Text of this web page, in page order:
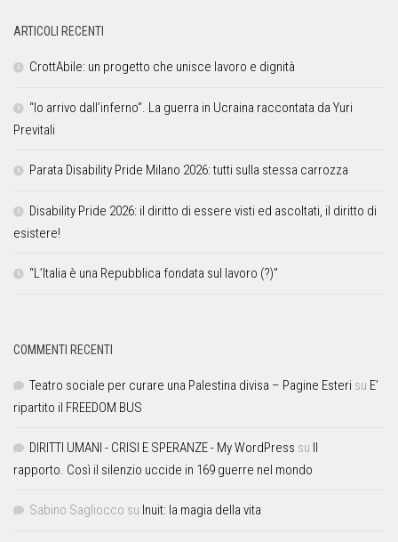
ARTICOLI RECENTI
CrottAbile: un progetto che unisce lavoro e dignità
“Io arrivo dall’inferno”. La guerra in Ucraina raccontata da Yuri
Previtali
Parata Disability Pride Milano 2026: tutti sulla stessa carrozza
Disability Pride 2026: il diritto di essere visti ed ascoltati, il diritto di
esistere!
“L’Italia è una Repubblica fondata sul lavoro (?)”
COMMENTI RECENTI
Teatro sociale per curare una Palestina divisa – Pagine Esteri su E’
ripartito il FREEDOM BUS
DIRITTI UMANI - CRISI E SPERANZE - My WordPress su Il
rapporto. Così il silenzio uccide in 169 guerre nel mondo
Sabino Sagliocco su Inuit: la magia della vita